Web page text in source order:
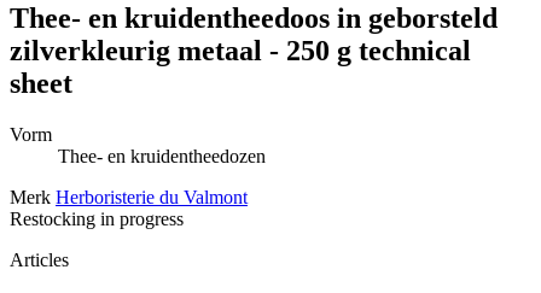
Thee- en kruidentheedoos in geborsteld
zilverkleurig metaal - 250 g technical
sheet
Vorm
Thee- en kruidentheedozen
Merk Herboristerie du Valmont
Restocking in progress
Articles